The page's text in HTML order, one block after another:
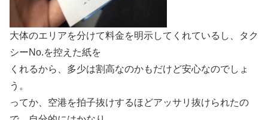
大体のエリアを分けて料金を明示してくれているし、タク
シーNo.を控えた紙を
くれるから、多少は割高なのかもだけど安心なのでしょ
う。
ってか、空港を拍子抜けするほどアッサリ抜けられたの